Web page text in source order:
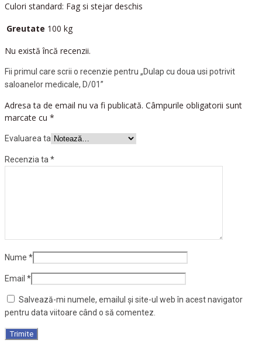
Culori standard: Fag si stejar deschis
Greutate 100 kg
Nu există încă recenzii.
Fii primul care scrii o recenzie pentru „Dulap cu doua usi potrivit
saloanelor medicale, D/01”
Adresa ta de email nu va fi publicată. Câmpurile obligatorii sunt
marcate cu *
Evaluarea ta
Recenzia ta*
Nume *
Email *
Salvează-mi numele, emailul și site-ul web în acest navigator
pentru data viitoare când o să comentez.